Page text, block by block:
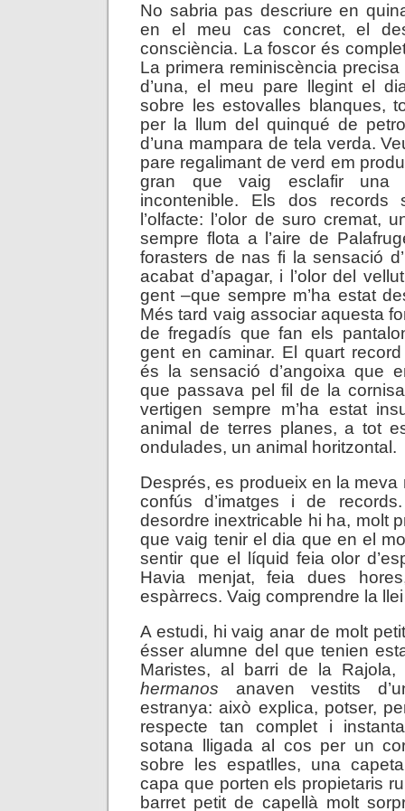
No sabria pas descriure en
en el meu cas concret, el
consciència. La foscor és
La primera reminiscència
d’una, el meu pare llegint el
sobre les estovalles blanques,
per la llum del quinqué de
d’una mampara de tela verda.
pare regalimant de verd em
gran que vaig esclafir una
incontenible. Els dos records
l’olfacte: l’olor de suro cremat,
sempre flota a l’aire de
forasters de nas fi la sensació
acabat d’apagar, i l’olor del
gent –que sempre m’ha estat
Més tard vaig associar aquesta
de fregadís que fan els
gent en caminar. El quart
és la sensació d’angoixa que
que passava pel fil de la
vertigen sempre m’ha estat
animal de terres planes, a tot
ondulades, un animal horitzontal.
Després, es produeix en la meva
confús d’imatges i de
desordre inextricable hi ha, molt
que vaig tenir el dia que en el
sentir que el líquid feia olor
Havia menjat, feia dues
espàrrecs. Vaig comprendre la
A estudi, hi vaig anar de molt
ésser alumne del que tenien
Maristes, al barri de la Rajola,
hermanos anaven vestits
estranya: això explica, potser,
respecte tan complet i
sotana lligada al cos per un
sobre les espatlles, una
capa que porten els propietaris
barret petit de capellà molt